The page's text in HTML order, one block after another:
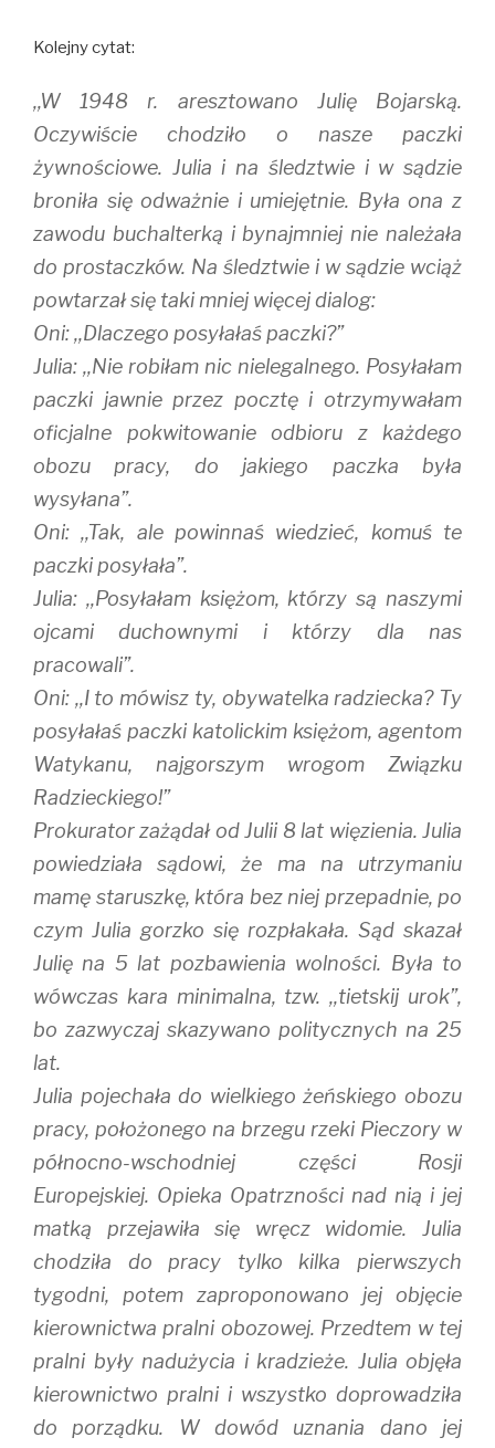
Kolejny cytat:
,,W 1948 r. aresztowano Julię Bojarską.
Oczywiście chodziło o nasze paczki
żywnościowe. Julia i na śledztwie i w sądzie
broniła się odważnie i umiejętnie. Była ona z
zawodu buchalterką i bynajmniej nie należała
do prostaczków. Na śledztwie i w sądzie wciąż
powtarzał się taki mniej więcej dialog:
Oni: ,,Dlaczego posyłałaś paczki?”
Julia: ,,Nie robiłam nic nielegalnego. Posyłałam
paczki jawnie przez pocztę i otrzymywałam
oficjalne pokwitowanie odbioru z każdego
obozu pracy, do jakiego paczka była
wysyłana”.
Oni: ,,Tak, ale powinnaś wiedzieć, komuś te
paczki posyłała”.
Julia: ,,Posyłałam księżom, którzy są naszymi
ojcami duchownymi i którzy dla nas
pracowali”.
Oni: ,,I to mówisz ty, obywatelka radziecka? Ty
posyłałaś paczki katolickim księżom, agentom
Watykanu, najgorszym wrogom Związku
Radzieckiego!”
Prokurator zażądał od Julii 8 lat więzienia. Julia
powiedziała sądowi, że ma na utrzymaniu
mamę staruszkę, która bez niej przepadnie, po
czym Julia gorzko się rozpłakała. Sąd skazał
Julię na 5 lat pozbawienia wolności. Była to
wówczas kara minimalna, tzw. ,,tietskij urok”,
bo zazwyczaj skazywano politycznych na 25
lat.
Julia pojechała do wielkiego żeńskiego obozu
pracy, położonego na brzegu rzeki Pieczory w
północno-wschodniej części Rosji
Europejskiej. Opieka Opatrzności nad nią i jej
matką przejawiła się wręcz widomie. Julia
chodziła do pracy tylko kilka pierwszych
tygodni, potem zaproponowano jej objęcie
kierownictwa pralni obozowej. Przedtem w tej
pralni były nadużycia i kradzieże. Julia objęła
kierownictwo pralni i wszystko doprowadziła
do porządku. W dowód uznania dano jej